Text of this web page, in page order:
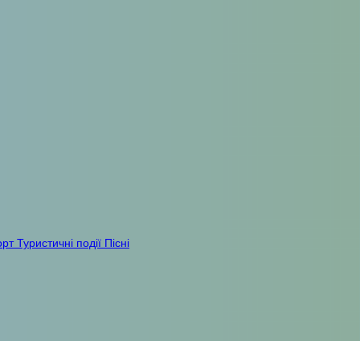
Туристичні події Пісні